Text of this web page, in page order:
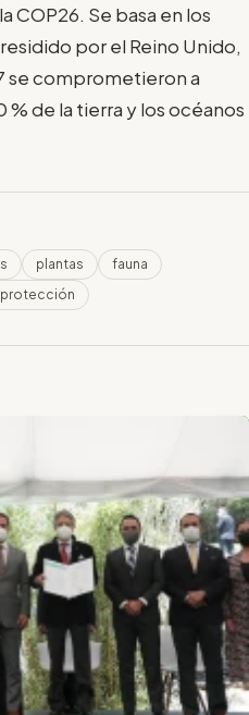
COP26. Se basa en los
por el Reino Unido,
se comprometieron a
de la tierra y los océanos
plantas
fauna
protección